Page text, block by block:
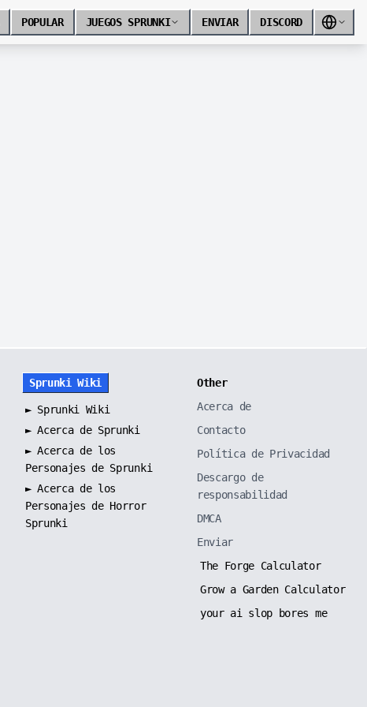
POPULAR JUEGOS SPRUNKI ENVIAR DISCORD
Sprunki Wiki
► Sprunki Wiki
►Acerca de Sprunki
►Acerca de los
Personajes de Sprunki
►Acerca de los
Personajes de Horror
Sprunki
Other
Acerca de
Contacto
Política de Privacidad
Descargo de
responsabilidad
DMCA
Enviar
The Forge Calculator
Grow a Garden Calculator
your ai slop bores me